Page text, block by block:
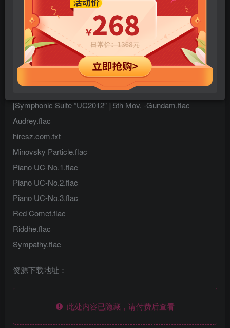
您当前未登录！建议登陆后购买，可保存购买订单
[Symphonic Suite ”UC2012” ] 1st Mov. -Banshee.flac
[Symphonic Suite ”UC2012” ] 2nd Mov. -Psycho-Field.flac
[Symphonic Suite ”UC2012” ] 3rd Mov. -Angelo.flac
[Symphonic Suite ”UC2012” ] 4th Mov. -Neo Zeon.flac
[Symphonic Suite ”UC2012” ] 5th Mov. -Gundam.flac
Audrey.flac
hiresz.com.txt
Minovsky Particle.flac
Piano UC-No.1.flac
Piano UC-No.2.flac
Piano UC-No.3.flac
Red Comet.flac
Riddhe.flac
Sympathy.flac
资源下载地址：
此处内容已隐藏，请付费后查看